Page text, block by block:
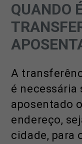
QUANDO
A
é necessária
aposentado
endereço,
cidade, para